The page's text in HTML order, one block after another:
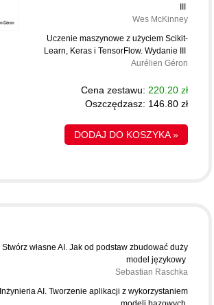
Wes McKinney
Uczenie maszynowe z użyciem Scikit-
Learn, Keras i TensorFlow. Wydanie III
Aurélien Géron
Cena zestawu: 220.20 zł
Oszczędzasz: 146.80 zł
DODAJ DO KOSZYKA »
Stwórz własne AI. Jak od podstaw zbudować duży
model językowy
Sebastian Raschka
Inżynieria AI. Tworzenie aplikacji z wykorzystaniem